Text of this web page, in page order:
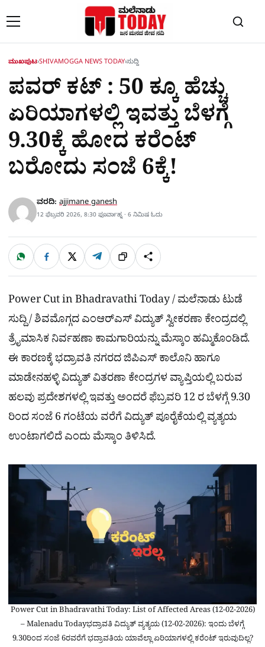
ಮುಖಪುಟ›SHIVAMOGGA NEWS TODAY›ಸುದ್ದಿ
ಪವರ್ ಕಟ್ : 50 ಕ್ಕೂ ಹೆಚ್ಚು
ಏರಿಯಾಗಳಲ್ಲಿ ಇವತ್ತು ಬೆಳಗ್ಗೆ
9.30ಕ್ಕೆ ಹೋದ ಕರೆಂಟ್
ಬರೋದು ಸಂಜೆ 6ಕ್ಕೆ!
ವರದಿ: ajjimane ganesh
12 ಫೆಬ್ರವರಿ 2026, 8:30 ಫೂರ್ವಾಹ್ನ · 6 ನಿಮಿಷ ಓದು
ಹಂಚಿಕೊಳ್ಳಿ
W
a
t
p
F
c
e
o
k
X T
l
e
a
m
ಲಿಂ
ಕ್
S
h
a
r
e
Power Cut in Bhadravathi Today / ಮಲೆನಾಡು ಟುಡೆ
ಸುದ್ದಿ / ಶಿವಮೊಗ್ಗದ ಎಂಆರ್‌ಎಸ್ ವಿದ್ಯುತ್ ಸ್ವೀಕರಣಾ ಕೇಂದ್ರದಲ್ಲಿ
ತ್ರೈಮಾಸಿಕ ನಿರ್ವಹಣಾ ಕಾಮಗಾರಿಯನ್ನು ಮೆಸ್ಕಾಂ ಹಮ್ಮಿಕೊಂಡಿದೆ.
ಈ ಕಾರಣಕ್ಕೆ ಭದ್ರಾವತಿ ನಗರದ ಜಿಪಿಎಸ್ ಕಾಲೊನಿ ಹಾಗೂ
ಮಾಡೇನಹಳ್ಳಿ ವಿದ್ಯುತ್‌ ವಿತರಣಾ ಕೇಂದ್ರಗಳ ವ್ಯಾಪ್ತಿಯಲ್ಲಿ ಬರುವ
ಹಲವು ಪ್ರದೇಶಗಳಲ್ಲಿ ಇವತ್ತು ಅಂದರೆ ಫೆಬ್ರವರಿ 12 ರ ಬೆಳಗ್ಗೆ 9.30
ರಿಂದ ಸಂಜೆ 6 ಗಂಟೆಯ ವರೆಗೆ ವಿದ್ಯುತ್ ಪೂರೈಕೆಯಲ್ಲಿ ವ್ಯತ್ಯಯ
ಉಂಟಾಗಲಿದೆ ಎಂದು ಮೆಸ್ಕಾಂ ತಿಳಿಸಿದೆ.
Power Cut in Bhadravathi Today: List of Affected Areas (12-02-2026)
– Malenadu Todayಭದ್ರಾವತಿ ವಿದ್ಯುತ್ ವ್ಯತ್ಯಯ (12-02-2026): ಇಂದು ಬೆಳಗ್ಗೆ
9.30ರಿಂದ ಸಂಜೆ 6ರವರೆಗೆ ಭದ್ರಾವತಿಯ ಯಾವೆಲ್ಲಾ ಏರಿಯಾಗಳಲ್ಲಿ ಕರೆಂಟ್ ಇರುವುದಿಲ್ಲ?